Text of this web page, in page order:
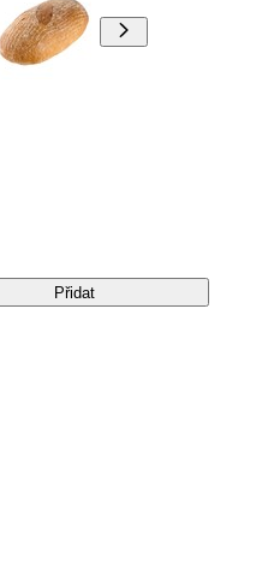
Přidat